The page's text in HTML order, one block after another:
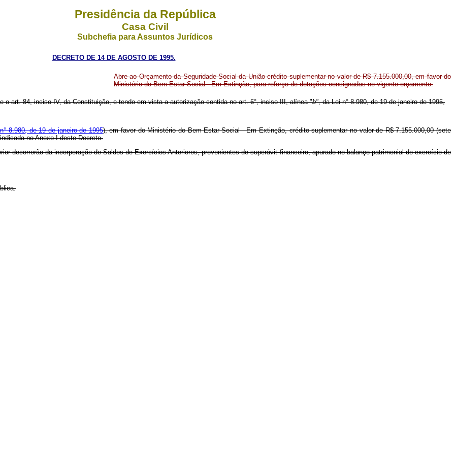
Presidência da República
Casa Civil
Subchefia para Assuntos Jurídicos
DECRETO DE 14 DE AGOSTO DE 1995.
Abre ao Orçamento da Seguridade Social da União crédito suplementar no valor de R$ 7.155.000,00, em favor do
Ministério do Bem-Estar Social - Em Extinção, para reforço de dotações consignadas no vigente orçamento.
o art. 84, inciso IV, da Constituição, e tendo em vista a autorização contida no art. 6°, inciso III, alínea "b", da Lei n° 8.980, de 19 de janeiro de 1995,
8.980, de 19 de janeiro de 1995), em favor do Ministério do Bem-Estar Social - Em Extinção, crédito suplementar no valor de R$ 7.155.000,00 (sete
no Anexo I deste Decreto.
decorrerão da incorporação de Saldos de Exercícios Anteriores, provenientes de superávit financeiro, apurado no balanço patrimonial do exercício de